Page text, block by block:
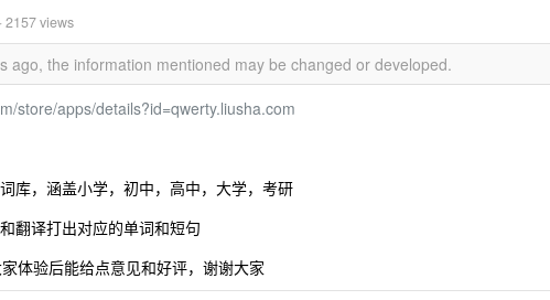
· 2157 views
ago, the information mentioned may be changed or developed.
store/apps/details?id=qwerty.liusha.com
库，涵盖小学，初中，高中，大学，考研
翻译打出对应的单词和短句
体验后能给点意见和好评，谢谢大家